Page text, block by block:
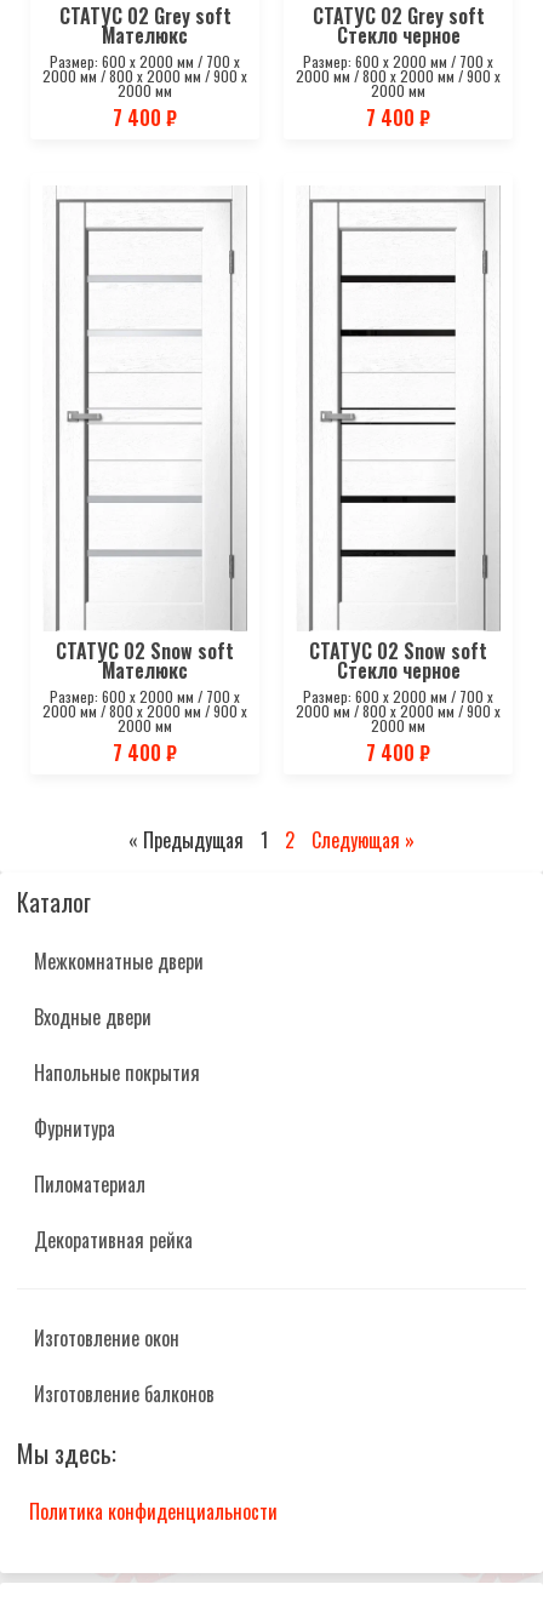
СТАТУС 02 Grey soft
Мателюкс
Размер: 600 х 2000 мм / 700 х
2000 мм / 800 х 2000 мм / 900 х
2000 мм
7 400 ₽
СТАТУС 02 Grey soft
Стекло черное
Размер: 600 х 2000 мм / 700 х
2000 мм / 800 х 2000 мм / 900 х
2000 мм
7 400 ₽
СТАТУС 02 Snow soft
Мателюкс
Размер: 600 х 2000 мм / 700 х
2000 мм / 800 х 2000 мм / 900 х
2000 мм
7 400 ₽
СТАТУС 02 Snow soft
Стекло черное
Размер: 600 х 2000 мм / 700 х
2000 мм / 800 х 2000 мм / 900 х
2000 мм
7 400 ₽
« Предыдущая 1 2 Следующая »
Каталог
Межкомнатные двери
Входные двери
Напольные покрытия
Фурнитура
Пиломатериал
Декоративная рейка
Изготовление окон
Изготовление балконов
Мы здесь:
Политика конфиденциальности